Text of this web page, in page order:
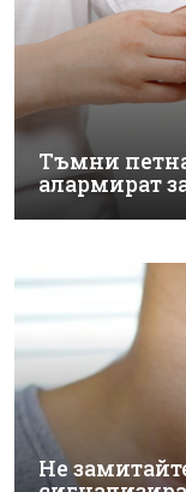
Тъмни
алармират
Не